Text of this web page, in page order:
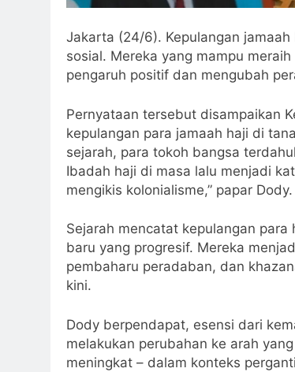
Jakarta (24/6). Kepulangan
sosial. Mereka yang mampu
pengaruh positif dan mengubah
Pernyataan tersebut disampaikan
kepulangan para jamaah haji di
sejarah, para tokoh bangsa
Ibadah haji di masa lalu menjadi
mengikis kolonialisme,” papar Dody.
Sejarah mencatat kepulangan
baru yang progresif. Mereka
pembaharu peradaban, dan
kini.
Dody berpendapat, esensi dari
melakukan perubahan ke arah
meningkat – dalam konteks